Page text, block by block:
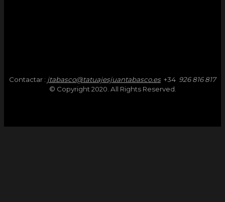
Contactar : jtabasco@tatuajesjuantabasco.es+34 926 816 817
© Copyright 2020. All Rights Reserved.